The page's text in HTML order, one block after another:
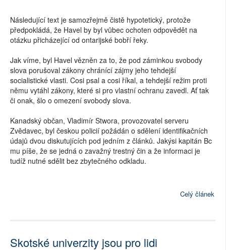
Následující text je samozřejmě čistě hypotetický, protože
předpokládá, že Havel by byl vůbec ochoten odpovědět na
otázku přicházející od ontarijské bobří řeky.
Jak víme, byl Havel vězněn za to, že pod záminkou svobody
slova porušoval zákony chránící zájmy jeho tehdejší
socialistické vlasti. Cosi psal a cosi říkal, a tehdejší režim proti
němu vytáhl zákony, které si pro vlastní ochranu zavedl. Ať tak
či onak, šlo o omezení svobody slova.
Kanadský občan, Vladimír Stwora, provozovatel serveru
Zvědavec, byl českou policií požádán o sdělení identifikačních
údajů dvou diskutujících pod jedním z článků. Jakýsi kapitán Bc
mu píše, že se jedná o zavažný trestný čin a že informaci je
tudíž nutné sdělit bez zbytečného odkladu.
Celý článek
Skotské univerzity jsou pro lidi